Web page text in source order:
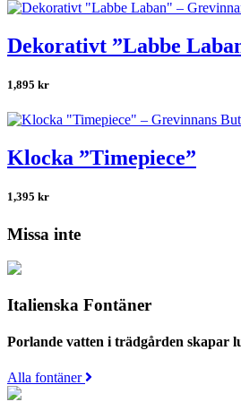
Dekorativt ”Labbe
1,895 kr
Klocka ”Timepiece”
1,395 kr
Missa inte
Italienska Fontäner
Porlande vatten i trädgården skapar
Alla fontäner